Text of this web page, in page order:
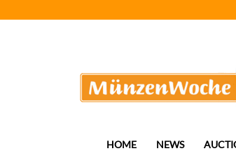
HOME NEWS